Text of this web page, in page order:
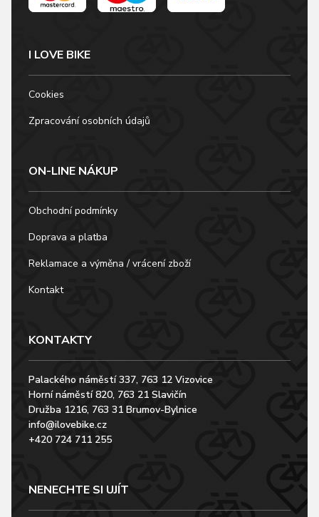
I LOVE BIKE
Cookies
Zpracování osobních údajů
ON-LINE NÁKUP
Obchodní podmínky
Doprava a platba
Reklamace a výměna / vrácení zboží
Kontakt
KONTAKTY
Palackého náměstí 337, 763 12 Vizovice
Horní náměstí 820, 763 21 Slavičín
Družba 1216, 763 31 Brumov-Bylnice
info@ilovebike.cz
+420 724 711 255
NENECHTE SI UJÍT